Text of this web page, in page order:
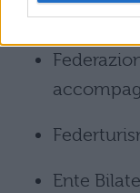
Confguide
Ente